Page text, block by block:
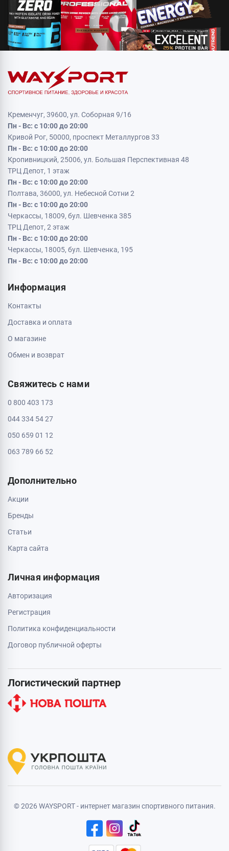
Кременчуг, 39600, ул. Соборная 9/16
Пн - Вс: с 10:00 до 20:00
Кривой Рог, 50000, проспект Металлургов 33
Пн - Вс: с 10:00 до 20:00
Кропивницкий, 25006, ул. Большая Перспективная 48
ТРЦ Депот, 1 этаж
Пн - Вс: с 10:00 до 20:00
Полтава, 36000, ул. Небесной Сотни 2
Пн - Вс: с 10:00 до 20:00
Черкассы, 18009, бул. Шевченка 385
ТРЦ Депот, 2 этаж
Пн - Вс: с 10:00 до 20:00
Черкассы, 18005, бул. Шевченка, 195
Пн - Вс: с 10:00 до 20:00
Информация
Контакты
Доставка и оплата
О магазине
Обмен и возврат
Свяжитесь с нами
0 800 403 173
044 334 54 27
050 659 01 12
063 789 66 52
Дополнительно
Акции
Бренды
Статьи
Карта сайта
Личная информация
Авторизация
Регистрация
Политика конфиденциальности
Договор публичной оферты
Логистический партнер
© 2026 WAYSPORT - интернет магазин спортивного питания.